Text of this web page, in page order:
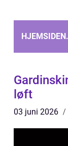
HJEMSIDEN.
løft
03 juni 2026